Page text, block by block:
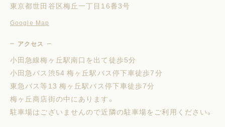
東京都世田谷区梅丘一丁目16番3号
Google Map
アクセス
小田急線梅ヶ丘駅南口を出て徒歩5分
小田急バス渋54 梅ヶ丘駅バス停下車徒歩7分
東急バス等13 梅ヶ丘駅バス停下車徒歩7分
梅ヶ丘商店街の中にあります。
駐車場はございませんので近隣の駐車場をご利用ください。